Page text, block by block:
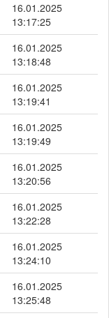
16.01.2025
13:17:25
16.01.2025
13:18:48
16.01.2025
13:19:41
16.01.2025
13:19:49
16.01.2025
13:20:56
16.01.2025
13:22:28
16.01.2025
13:24:10
16.01.2025
13:25:48